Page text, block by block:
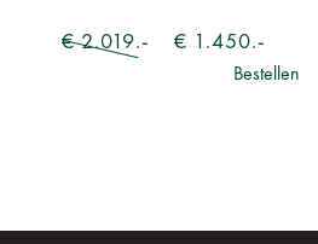
€ 2.019.- € 1.450.-
Bestellen